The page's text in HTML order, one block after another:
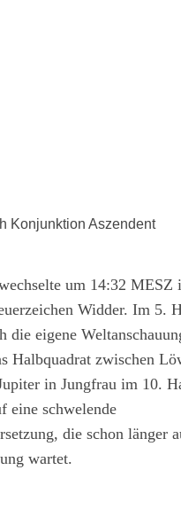
Konjunktion Aszendent
um 14:32 MESZ
Widder. Im 5.
die eigene
Halbquadrat zwischen
in Jungfrau im 10.
eine schwelende
die schon länger
wartet.